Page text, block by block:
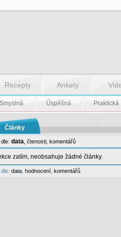
Recepty Ankety
Smyslná Úspěšná Praktická
Články
data čtenosti komentářů
zatím, neobsahuje žádné články.
data hodnocení komentářů